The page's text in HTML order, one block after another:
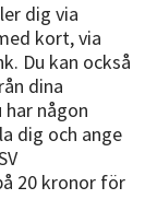
dig via
kort, via
Du kan också
dina
någon
dig och ange
20 kronor för